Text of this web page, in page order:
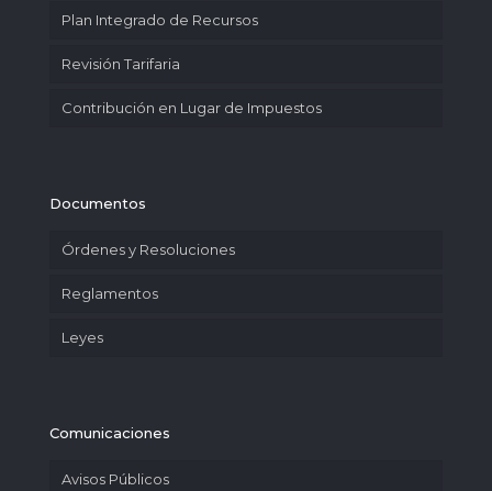
Plan Integrado de Recursos
Revisión Tarifaria
Contribución en Lugar de Impuestos
Documentos
Órdenes y Resoluciones
Reglamentos
Leyes
Comunicaciones
Avisos Públicos